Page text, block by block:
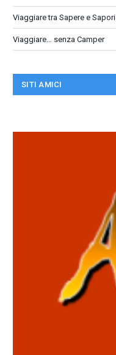
Viaggiare tra Sapere e Sapori
Viaggiare… senza Camper
SITI AMICI